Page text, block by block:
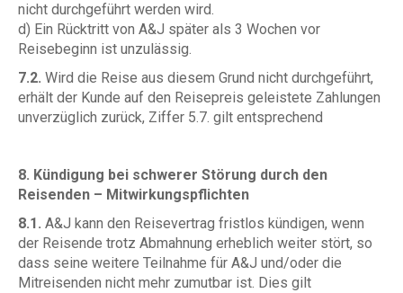
nicht durchgeführt werden wird.
d) Ein Rücktritt von A&J später als 3 Wochen vor
Reisebeginn ist unzulässig.
7.2. Wird die Reise aus diesem Grund nicht durchgeführt,
erhält der Kunde auf den Reisepreis geleistete Zahlungen
unverzüglich zurück, Ziffer 5.7. gilt entsprechend
8. Kündigung bei schwerer Störung durch den
Reisenden – Mitwirkungspflichten
8.1. A&J kann den Reisevertrag fristlos kündigen, wenn
der Reisende trotz Abmahnung erheblich weiter stört, so
dass seine weitere Teilnahme für A&J und/oder die
Mitreisenden nicht mehr zumutbar ist. Dies gilt